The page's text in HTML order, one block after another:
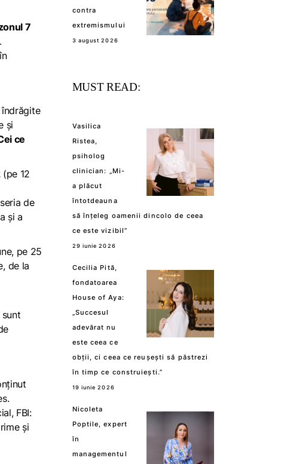
7
și
ce
(pe 12
de
și a
pe 25
de la
FBI:
și
contra
extremismului
3 august 2026
MUST READ:
Vasilica
Ristea,
psiholog
clinician: „Mi-
a plăcut
întotdeauna
să înțeleg oamenii dincolo de ceea
ce este vizibil”
29 iunie 2026
Cecilia Pită,
fondatoarea
House of Aya:
„Succesul
adevărat nu
este ceea ce
obții, ci ceea ce reușești să păstrezi
în timp ce construiești.”
19 iunie 2026
Nicoleta
Poptile, expert
în
managementul